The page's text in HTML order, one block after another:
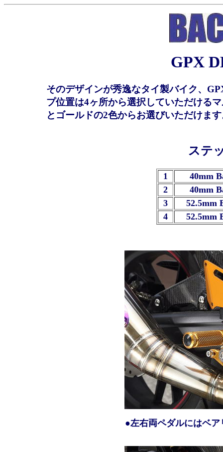
GPX
そのデザインが秀逸なタイ製バイク、
プ位置は4ヶ所から選択していただける
とゴールドの2色からお選びいただけま
ステ
1
40mm
2
40mm
3
52.5mm
4
52.5mm
●左右両ペダルにはベ